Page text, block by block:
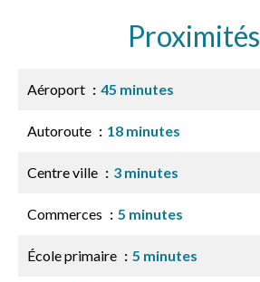
Proximités
Aéroport 45 minutes
Autoroute 18 minutes
Centre ville 3 minutes
Commerces 5 minutes
École primaire 5 minutes